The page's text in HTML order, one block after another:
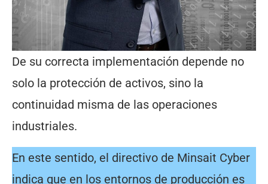
De su correcta implementación depende no
solo la protección de activos, sino la
continuidad misma de las operaciones
industriales.
En este sentido, el directivo de Minsait Cyber
indica que en los entornos de producción es